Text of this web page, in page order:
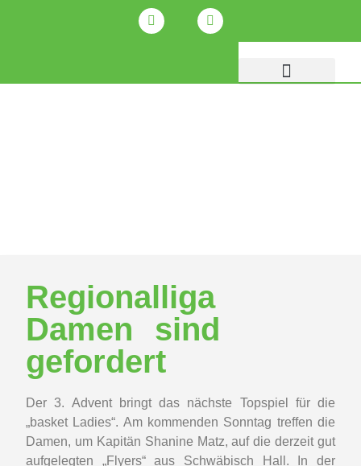
Regionalliga
Damen sind
gefordert
Der 3. Advent bringt das nächste Topspiel für die
„basket Ladies“. Am kommenden Sonntag treffen die
Damen, um Kapitän Shanine Matz, auf die derzeit gut
aufgelegten „Flyers“ aus Schwäbisch Hall. In der